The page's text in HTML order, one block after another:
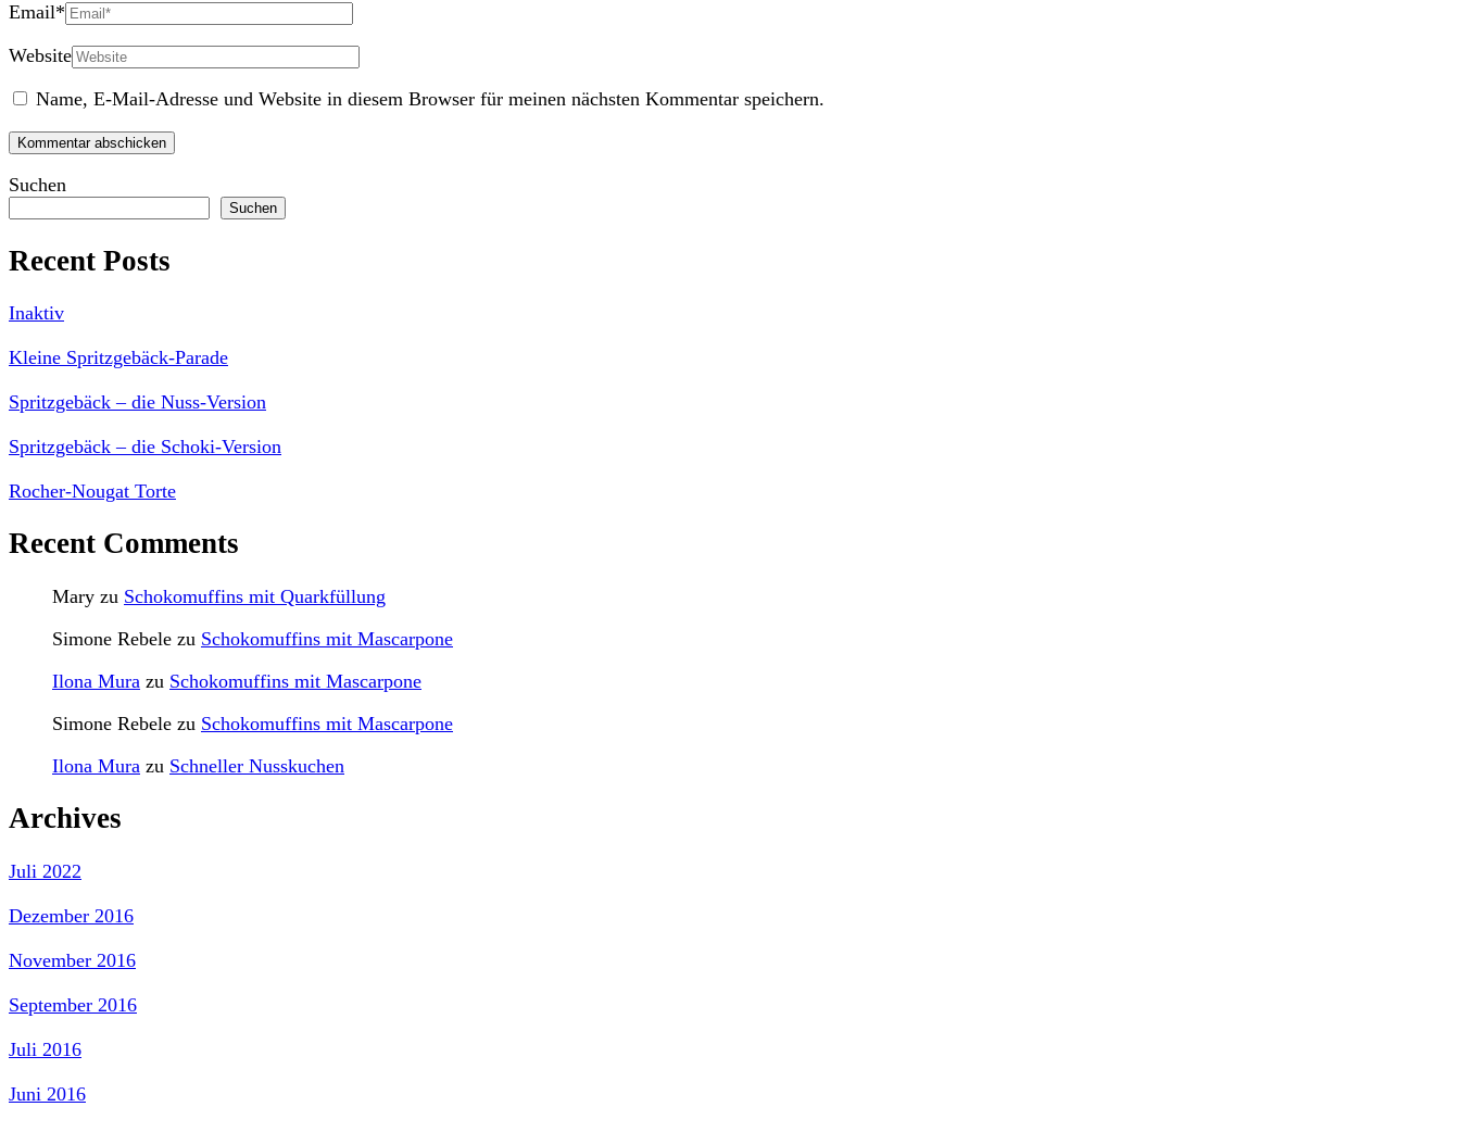
Email*
Website
Name, E-Mail-Adresse und Website in diesem Browser für meinen nächsten Kommentar speichern.
Suchen
Suchen
Recent Posts
Inaktiv
Kleine Spritzgebäck-Parade
Spritzgebäck – die Nuss-Version
Spritzgebäck – die Schoki-Version
Rocher-Nougat Torte
Recent Comments
Mary zu Schokomuffins mit Quarkfüllung
Simone Rebele zu Schokomuffins mit Mascarpone
Ilona Mura zu Schokomuffins mit Mascarpone
Simone Rebele zu Schokomuffins mit Mascarpone
Ilona Mura zu Schneller Nusskuchen
Archives
Juli 2022
Dezember 2016
November 2016
September 2016
Juli 2016
Juni 2016